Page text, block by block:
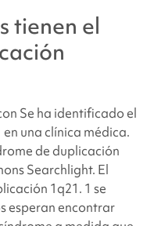
tienen el
Se ha identificadoel
en una clínica médica.
de duplicación
Searchlight. El
1q21. 1 se
esperan encontrar